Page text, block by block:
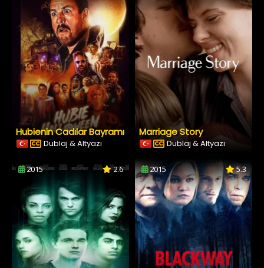
Hubienin Cadılar Bayramı
Dublaj & Altyazı
Marriage Story
Dublaj & Altyazı
2015 2.6 2015 5.3